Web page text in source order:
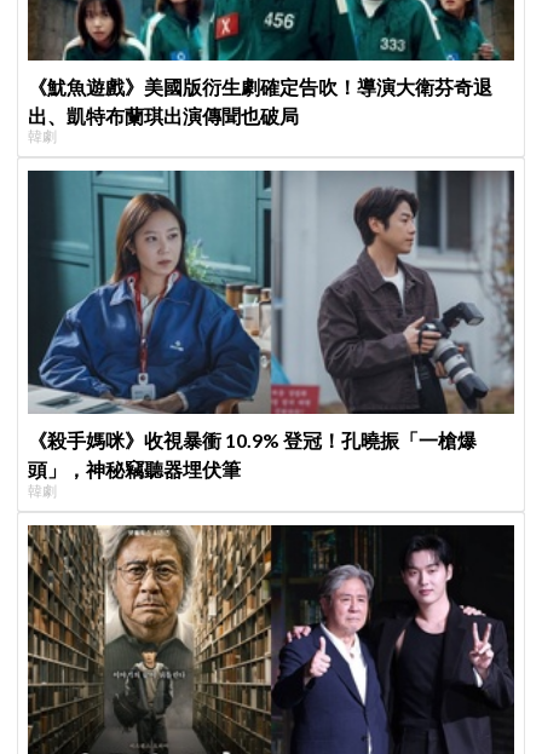
《魷魚遊戲》美國版衍生劇確定告吹！導演大衛芬奇退
出、凱特布蘭琪出演傳聞也破局
韓劇
《殺手媽咪》收視暴衝 10.9% 登冠！孔曉振「一槍爆
頭」，神秘竊聽器埋伏筆
韓劇